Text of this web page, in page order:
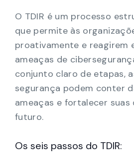
O TDIR é um processo
que permite às
proativamente e reagirem
ameaças de
conjunto claro de etapas,
segurança podem conter
ameaças e fortalecer suas
futuro.
Os seis passos do TDIR: